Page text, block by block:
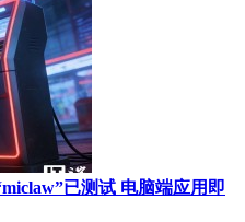
已测试 电脑端应用即